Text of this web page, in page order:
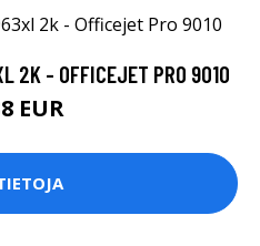
2K - OFFICEJET PRO 9010
EUR